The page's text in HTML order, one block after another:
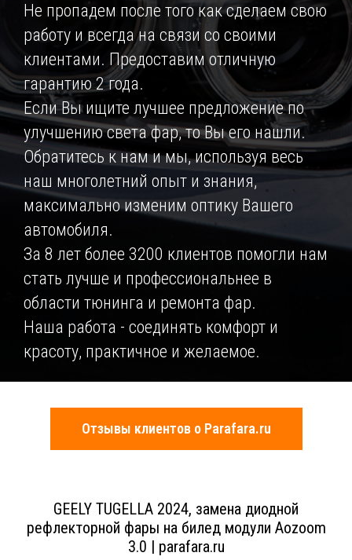
Не пропадем после того как сделаем свою
работу и всегда на связи со своими
клиентами. Предоставим отличную
гарантию 2 года.
Если Вы ищите лучшее предложение по
улучшению света фар, то Вы его нашли.
Обратитесь к нам и мы, используя весь
наш многолетний опыт и знания,
максимально изменим оптику Вашего
автомобиля.
За 8 лет более 3200 клиентов помогли нам
стать лучше и профессиональнее в
области тюнинга и ремонта фар.
Наша работа - соединять комфорт и
красоту, практичное и желаемое.
Отзывы клиентов о Parafara.ru
GEELY TUGELLA 2024, замена диодной
рефлекторной фары на билед модули Aozoom
3.0 | parafara.ru